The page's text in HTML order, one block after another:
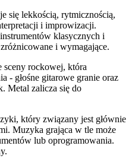
się lekkością, rytmicznością,
i improwizacji.
klasycznych i
i wymagające.
sceny rockowej, która
- głośne gitarowe granie oraz
Metal zalicza się do
który związany jest głównie
Muzyka grająca w tle może
lub oprogramowania.